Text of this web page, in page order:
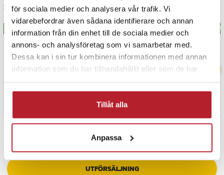
för sociala medier och analysera vår trafik. Vi
vidarebefordrar även sådana identifierare och annan
information från din enhet till de sociala medier och
annons- och analysföretag som vi samarbetar med.
Dessa kan i sin tur kombinera informationen med annan
information som du har tillhandahållit eller som de har
Tillåt alla
Anpassa
Senast besökta
BÄSTSÄLJARE BÄSTSÄLJARE
PRISGARANTI
UTFÖRSÄLJNING